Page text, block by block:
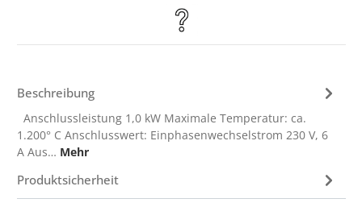
Beschreibung
Anschlussleistung 1,0 kW Maximale Temperatur: ca.
1.200° C Anschlusswert: Einphasenwechselstrom 230 V, 6
A Aus… Mehr
Produktsicherheit